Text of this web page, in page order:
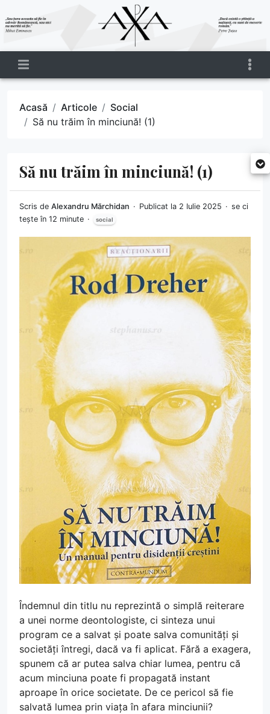
Acasă Articole
Social
Să nu trăim în minciună! (1)
Să nu trăim în minciună! (1)
Scris de Alexandru Mărchidan Publicat la 2 Iulie 2025
se ci
tește în 12 minute
social
Îndemnul din titlu nu reprezintă o simplă reiterare
a unei norme deontologiste, ci sinteza unui
program ce a salvat și poate salva comunități și
societăți întregi, dacă va fi aplicat. Fără a exagera,
spunem că ar putea salva chiar lumea, pentru că
acum minciuna poate fi propagată instant
aproape în orice societate. De ce pericol să fie
salvată lumea prin viața în afara minciunii?